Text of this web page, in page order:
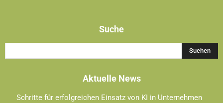
Suche
Aktuelle News
Schritte für erfolgreichen Einsatz von KI in Unternehmen